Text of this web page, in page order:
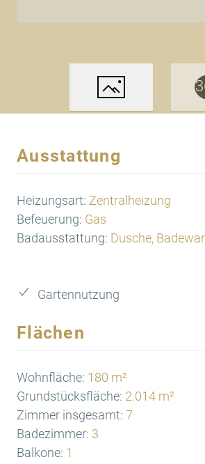
Ausstattung
Heizungsart: Zentralheizung
Befeuerung: Gas
Badausstattung: Dusche,
Gartennutzung
Flächen
Wohnfläche: 180 m²
Grundstücksfläche: 2.014 m²
Zimmer insgesamt: 7
Badezimmer: 3
Balkone: 1